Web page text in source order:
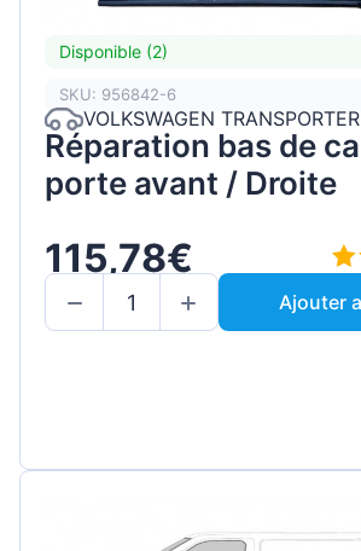
Disponible (2)
SKU: 956842-6
VOLKSWAGEN
Réparation bas de
porte avant / Droite
115,78€
Ajouter